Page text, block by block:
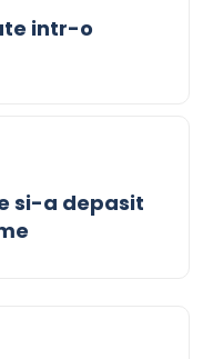
intr-o
si-a depasit